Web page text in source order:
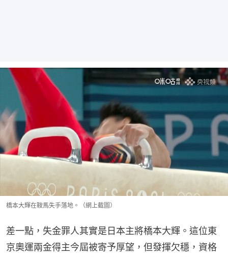
橋本大輝在鞍馬失手落地。（網上截圖）
差一點，失金罪人其實是日本主將橋本大輝。這位東
京奧運兩金得主今屆被寄予厚望，但發揮欠穩，資格